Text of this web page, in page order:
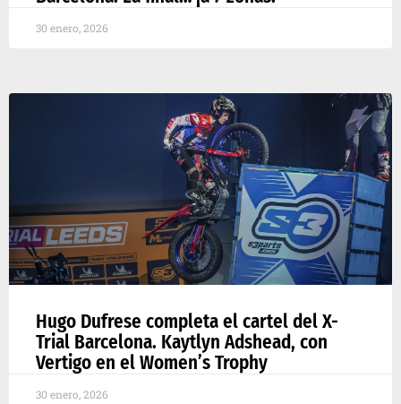
30 enero, 2026
Hugo Dufrese completa el cartel del X-
Trial Barcelona. Kaytlyn Adshead, con
Vertigo en el Women’s Trophy
30 enero, 2026